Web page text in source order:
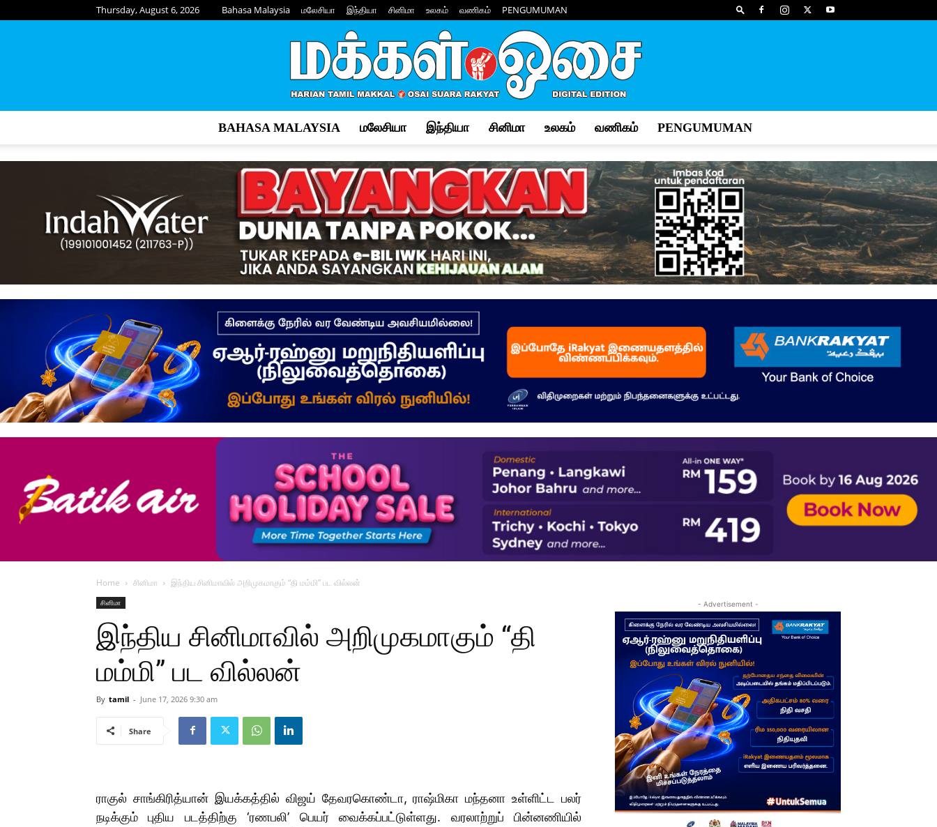
Thursday, August 6, 2026 Bahasa Malaysia மலேசியா இந்தியா சினிமா உலகம் வணிகம் PENGUMUMAN
Osai
–
மக்கள்
BAHASA MALAYSIA மலேசியா இந்தியா சினிமா உலகம் வணிகம் PENGUMUMAN
Home சினிமா இந்திய சினிமாவில் அறிமுகமாகும் “தி மம்மி” பட வில்லன்
சினிமா
இந்திய சினிமாவில் அறிமுகமாகும் “தி
மம்மி” பட வில்லன்
By tamil - June 17, 2026 9:30 am
Share
ராகுல் சாங்கிரித்யான் இயக்கத்தில் விஜய் தேவரகொண்டா, ராஷ்மிகா மந்தனா உள்ளிட்ட பலர்
நடிக்கும் புதிய படத்திற்கு ‘ரணபலி’ பெயர் வைக்கப்பட்டுள்ளது. வரலாற்றுப் பின்னணியில்
- Advertisement -